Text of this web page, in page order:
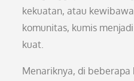
kekuatan, atau
komunitas, kumis
kuat.
Menariknya, di